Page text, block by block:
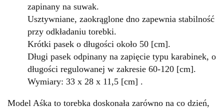
zapinany na suwak.
Usztywniane, zaokrąglone dno zapewnia stabilność
przy odkładaniu torebki.
Krótki pasek o długości około 50 [cm].
Długi pasek odpinany na zapięcie typu karabinek, o
długości regulowanej w zakresie 60-120 [cm].
Wymiary: 33 x 28 x 11,5 [cm] .
Model Aśka to torebka doskonała zarówno na co dzień,